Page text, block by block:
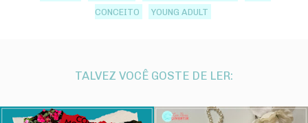
CONCEITO
YOUNG ADULT
TALVEZ VOCÊ GOSTE DE LER: